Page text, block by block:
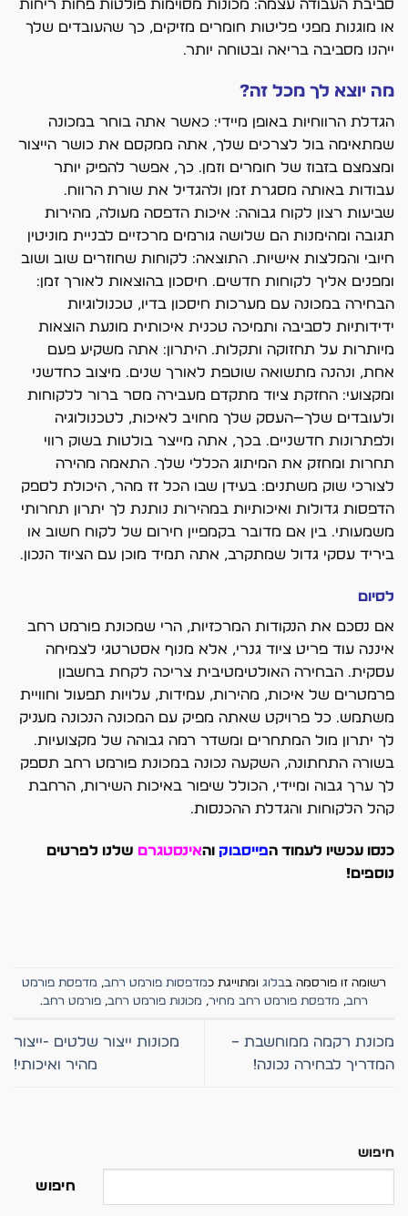
סביבת העבודה עצמה: מכונות מסוימות פולטות פחות ריחות
או מוגנות מפני פליטות חומרים מזיקים, כך שהעובדים שלך
ייהנו מסביבה בריאה ובטוחה יותר.
מה יוצא לך מכל זה?
הגדלת הרווחיות באופן מיידי: כאשר אתה בוחר במכונה
שמתאימה בול לצרכים שלך, אתה ממקסם את כושר הייצור
ומצמצם בזבוז של חומרים וזמן. כך, אפשר להפיק יותר
עבודות באותה מסגרת זמן ולהגדיל את שורת הרווח.
שביעות רצון לקוח גבוהה: איכות הדפסה מעולה, מהירות
תגובה ומהימנות הם שלושה גורמים מרכזיים לבניית מוניטין
חיובי והמלצות אישיות. התוצאה: לקוחות שחוזרים שוב ושוב
ומפנים אליך לקוחות חדשים. חיסכון בהוצאות לאורך זמן:
הבחירה במכונה עם מערכות חיסכון בדיו, טכנולוגיות
ידידותיות לסביבה ותמיכה טכנית איכותית מונעת הוצאות
מיותרות על תחזוקה ותקלות. היתרון: אתה משקיע פעם
אחת, ונהנה מתשואה שוטפת לאורך שנים. מיצוב כחדשני
ומקצועי: החזקת ציוד מתקדם מעבירה מסר ברור ללקוחות
ולעובדים שלך—העסק שלך מחויב לאיכות, לטכנולוגיה
ולפתרונות חדשניים. בכך, אתה מייצר בולטות בשוק רווי
תחרות ומחזק את המיתוג הכללי שלך. התאמה מהירה
לצורכי שוק משתנים: בעידן שבו הכל זז מהר, היכולת לספק
הדפסות גדולות ואיכותיות במהירות נותנת לך יתרון תחרותי
משמעותי. בין אם מדובר בקמפיין חירום של לקוח חשוב או
ביריד עסקי גדול שמתקרב, אתה תמיד מוכן עם הציוד הנכון.
לסיום
אם נסכם את הנקודות המרכזיות, הרי שמכונת פורמט רחב
איננה עוד פריט ציוד גנרי, אלא מנוף אסטרטגי לצמיחה
עסקית. הבחירה האולטימטיבית צריכה לקחת בחשבון
פרמטרים של איכות, מהירות, עמידות, עלויות תפעול וחוויית
משתמש. כל פרויקט שאתה מפיק עם המכונה הנכונה מעניק
לך יתרון מול המתחרים ומשדר רמה גבוהה של מקצועיות.
בשורה התחתונה, השקעה נכונה במכונת פורמט רחב תספק
לך ערך גבוה ומיידי, הכולל שיפור באיכות השירות, הרחבת
קהל הלקוחות והגדלת ההכנסות.
כנסו עכשיו לעמוד הפייסבוק והאינסטגרם שלנו לפרטים
נוספים!
רשומה זו פורסמה בבלוג ומתוייגת כמדפסות פורמט רחב, מדפסת פורמט
רחב, מדפסת פורמט רחב מחיר, מכונות פורמט רחב, פורמט רחב.
מכונת רקמה ממוחשבת –
המדריך לבחירה נכונה!
מכונות ייצור שלטים -ייצור
מהיר ואיכותי!
חיפוש
חיפוש